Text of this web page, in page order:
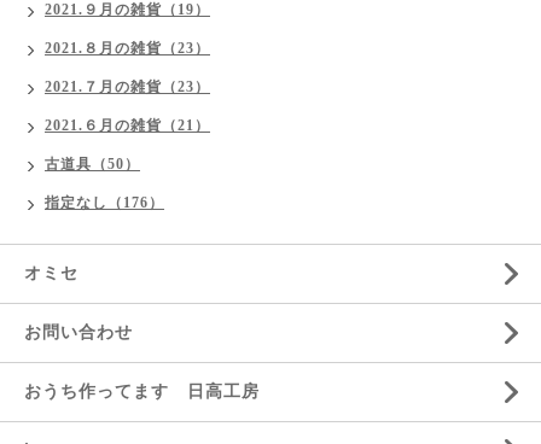
2021.９月の雑貨（19）
2021.８月の雑貨（23）
2021.７月の雑貨（23）
2021.６月の雑貨（21）
古道具（50）
指定なし（176）
オミセ
お問い合わせ
おうち作ってます 日高工房